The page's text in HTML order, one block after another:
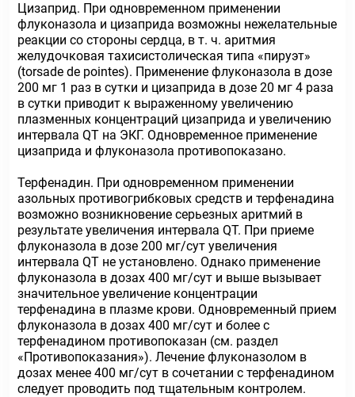
Цизаприд. При одновременном применении
флуконазола и цизаприда возможны нежелательные
реакции со стороны сердца, в т. ч. аритмия
желудочковая тахисистолическая типа «пируэт»
(torsade de pointes). Применение флуконазола в дозе
200 мг 1 раз в сутки и цизаприда в дозе 20 мг 4 раза
в сутки приводит к выраженному увеличению
плазменных концентраций цизаприда и увеличению
интервала QT на ЭКГ. Одновременное применение
цизаприда и флуконазола противопоказано.
Терфенадин. При одновременном применении
азольных противогрибковых средств и терфенадина
возможно возникновение серьезных аритмий в
результате увеличения интервала QT. При приеме
флуконазола в дозе 200 мг/сут увеличения
интервала QT не установлено. Однако применение
флуконазола в дозах 400 мг/сут и выше вызывает
значительное увеличение концентрации
терфенадина в плазме крови. Одновременный прием
флуконазола в дозах 400 мг/сут и более с
терфенадином противопоказан (см. раздел
«Противопоказания»). Лечение флуконазолом в
дозах менее 400 мг/сут в сочетании с терфенадином
следует проводить под тщательным контролем.